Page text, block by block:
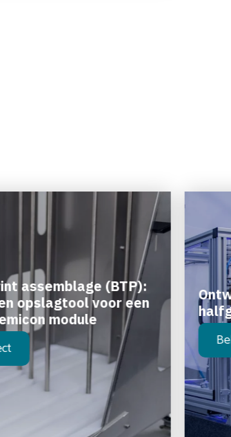
assemblage (BTP):
opslagtool voor een
module